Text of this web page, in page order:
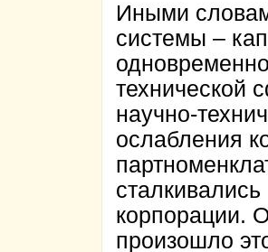
Иными
системы –
технической
научно-
ослабления
корпорации.
произошло